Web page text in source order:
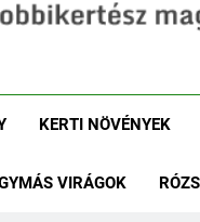
KERTI NÖVÉNYEK
VIRÁGOK